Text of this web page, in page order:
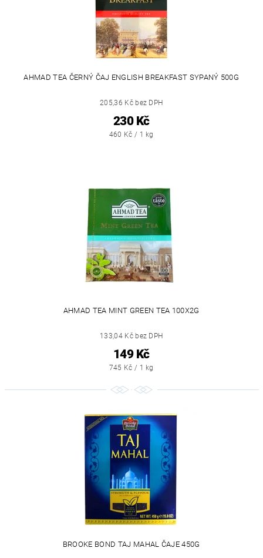
AHMAD TEA ČERNÝ ČAJ ENGLISH BREAKFAST SYPANÝ 500G
205,36 Kč bez DPH
230 Kč
460 Kč / 1 kg
AHMAD TEA MINT GREEN TEA 100X2G
133,04 Kč bez DPH
149 Kč
745 Kč / 1 kg
BROOKE BOND TAJ MAHAL ČAJE 450G